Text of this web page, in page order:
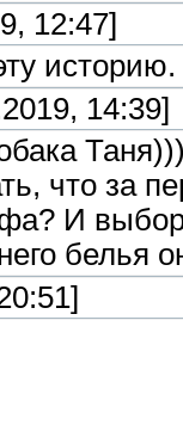
12:47]
историю.
14:39]
что за
И
белья